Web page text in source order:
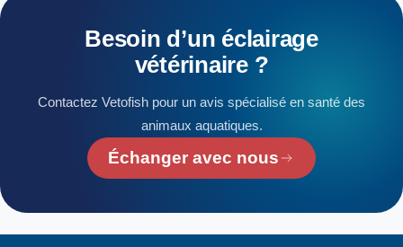
Besoin d’un éclairage
vétérinaire ?
Contactez Vetofish pour un avis spécialisé en santé des
animaux aquatiques.
Échanger avec nous